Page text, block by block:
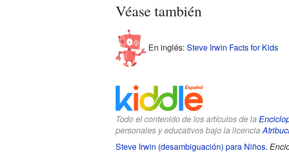
Véase también
En inglés: Steve Irwin Facts for Kids
Todo el contenido de los artículos de la
personales y educativos bajo la licencia
Steve Irwin (desambiguación) para Niños.